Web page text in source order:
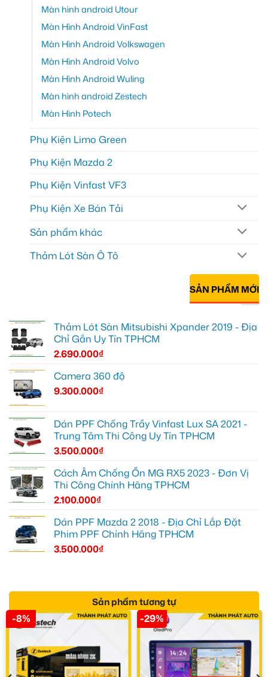
Màn hình android Utour
Màn Hình Android VinFast
Màn Hình Android Volkswagen
Màn Hình Android Volvo
Màn Hình Android Wuling
Màn hình android Zestech
Màn Hình Potech
Phụ Kiện Limo Green
Phụ Kiện Mazda 2
Phụ Kiện Vinfast VF3
Phụ Kiện Xe Bán Tải
Sản phẩm khác
Thảm Lót Sàn Ô Tô
SẢN PHẨM MỚI
Thảm Lót Sàn Mitsubishi Xpander 2019 - Địa
Chỉ Gắn Uy Tín TPHCM
2.690.000₫
Camera 360 độ
9.300.000₫
Dán PPF Chống Trầy Vinfast Lux SA 2021 -
Trung Tâm Thi Công Uy Tín TPHCM
3.500.000₫
Cách Âm Chống Ồn MG RX5 2023 - Đơn Vị
Thi Công Chính Hãng TPHCM
2.100.000₫
Dán PPF Mazda 2 2018 - Địa Chỉ Lắp Đặt
Phim PPF Chính Hãng TPHCM
3.500.000₫
Sản phẩm tương tự
-8% -29%